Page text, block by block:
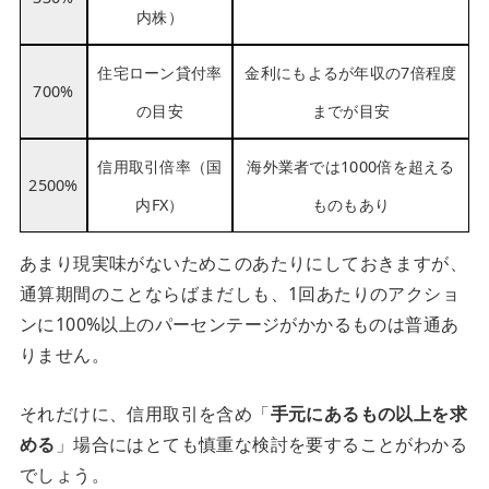
内株）
700%
住宅ローン貸付率
の目安
金利にもよるが年収の7倍程度
までが目安
2500%
信用取引倍率（国
内FX）
海外業者では1000倍を超える
ものもあり
あまり現実味がないためこのあたりにしておきますが、
通算期間のことならばまだしも、1回あたりのアクショ
ンに100%以上のパーセンテージがかかるものは普通あ
りません。
それだけに、信用取引を含め「手元にあるもの以上を求
める 」場合にはとても慎重な検討を要することがわかる
でしょう。